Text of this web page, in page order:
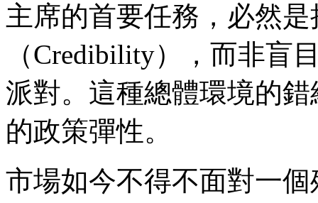
主席的首要任務，必然
（Credibility），而非盲
派對。這種總體環境的
的政策彈性。
市場如今不得不面對一